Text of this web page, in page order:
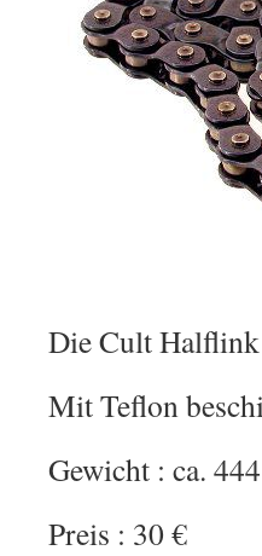
Die Cult
Mit Teflon
Gewicht : ca.
Preis : 30 €